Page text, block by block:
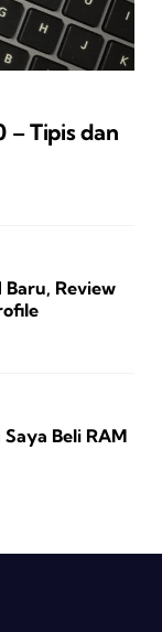
– Tipis dan
Review
Beli RAM